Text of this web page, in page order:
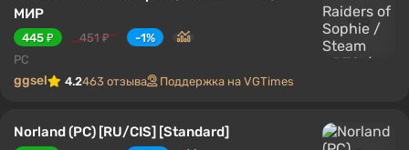
МИР
445 ₽ 451 ₽
-1%
PC
ggsel 4.2463 отзыва Поддержка на VGTimes
Norland (PC) [RU/CIS] [Standard]